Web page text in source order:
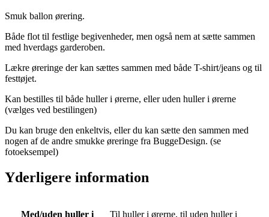
Smuk ballon ørering.
Både flot til festlige begivenheder, men også nem at sætte sammen
med hverdags garderoben.
Lækre øreringe der kan sættes sammen med både T-shirt/jeans og til
festtøjet.
Kan bestilles til både huller i ørerne, eller uden huller i ørerne
(vælges ved bestilingen)
Du kan bruge den enkeltvis, eller du kan sætte den sammen med
nogen af de andre smukke øreringe fra BuggeDesign. (se
fotoeksempel)
Yderligere information
Med/uden huller i
Til huller i ørerne, til uden huller i